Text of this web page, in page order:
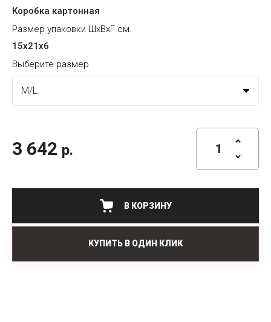
Коробка картонная
Размер упаковки ШхВхГ см.
15х21х6
Выберите размер
3 642 р.
В КОРЗИНУ
КУПИТЬ В ОДИН КЛИК